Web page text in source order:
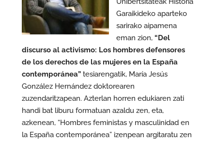
Garaikideko aparteko
sarirako aipamena
eman zion,“Del
discurso al activismo: Los hombres defensores
de los derechos de las mujeres en la España
contemporánea”tesiarengatik, María Jesús
González Hernández doktorearen
zuzendaritzapean. Azterlan horren edukiaren zati
handi bat liburu formatuan azaldu zen, eta,
azkenean, “Hombres feministas y masculinidad en
la España contemporánea” izenpean argitaratu zen